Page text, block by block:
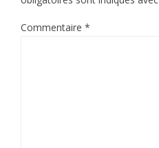
Commentaire *